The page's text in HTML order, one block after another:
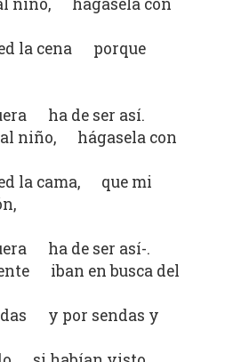
niño, hágasela con
la cena porque
ha de ser así.
al niño, hágasela con
la cama, que mi
ha de ser así-.
iban en busca del
y por sendas y